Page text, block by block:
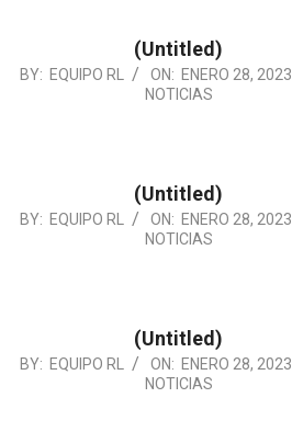
(Untitled)
2023-
BY: EQUIPO RL ON: ENERO 28, 2023
NOTICIAS
(Untitled)
2023-
BY: EQUIPO RL ON: ENERO 28, 2023
NOTICIAS
(Untitled)
2023-
BY: EQUIPO RL ON: ENERO 28, 2023
NOTICIAS